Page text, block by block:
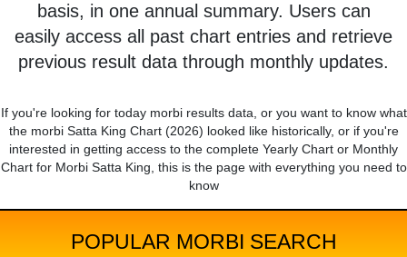
basis, in one annual summary. Users can
easily access all past chart entries and retrieve
previous result data through monthly updates.
If you're looking for today morbi results data, or you want to know what
the morbi Satta King Chart (2026) looked like historically, or if you're
interested in getting access to the complete Yearly Chart or Monthly
Chart for Morbi Satta King, this is the page with everything you need to
know
POPULAR MORBI SEARCH